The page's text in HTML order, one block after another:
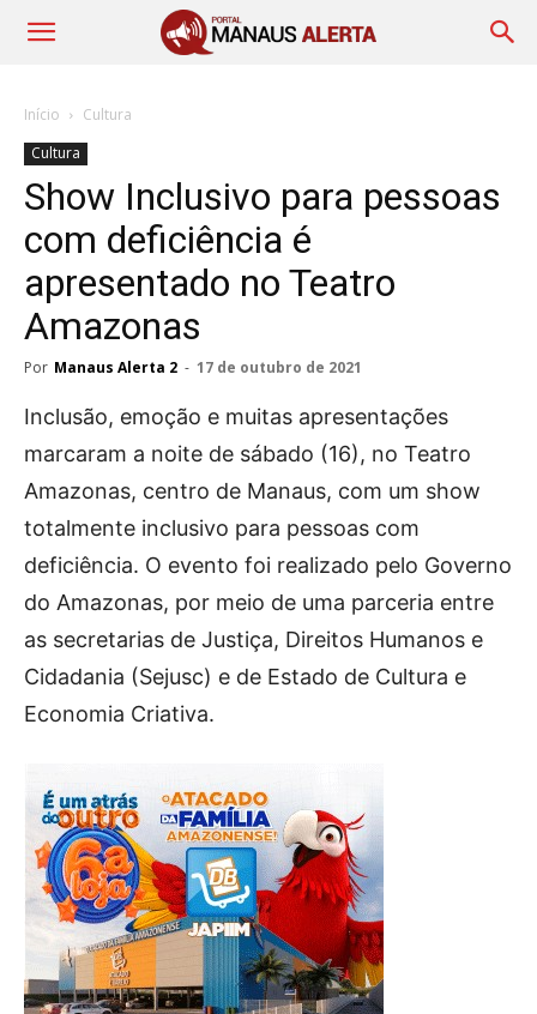
Início
Cultura
Cultura
Show Inclusivo para pessoas
com deficiência é
apresentado no Teatro
Amazonas
Por Manaus Alerta 2 - 17 de outubro de 2021
Inclusão, emoção e muitas apresentações
marcaram a noite de sábado (16), no Teatro
Amazonas, centro de Manaus, com um show
totalmente inclusivo para pessoas com
deficiência. O evento foi realizado pelo Governo
do Amazonas, por meio de uma parceria entre
as secretarias de Justiça, Direitos Humanos e
Cidadania (Sejusc) e de Estado de Cultura e
Economia Criativa.